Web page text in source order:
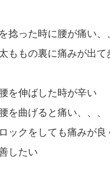
捻った時に腰が痛い、
ももの裏に痛みが出て
を伸ばした時が辛い
を曲げると痛い、、、
ックをしても痛みが良
したい